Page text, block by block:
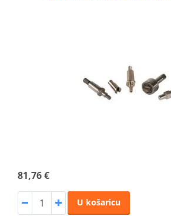
81,76 €
U košaricu